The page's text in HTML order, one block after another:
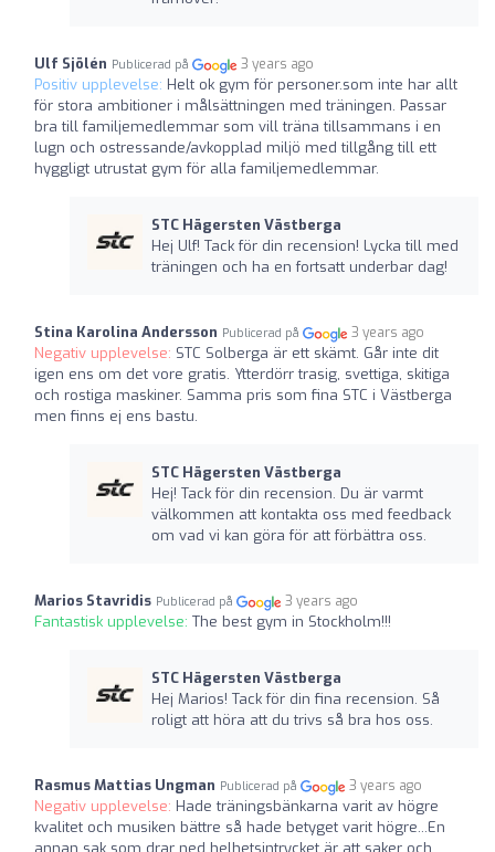
Ulf Sjölén Publicerad på 3 years ago
Positiv upplevelse: Helt ok gym för personer.som inte har allt
för stora ambitioner i målsättningen med träningen. Passar
bra till familjemedlemmar som vill träna tillsammans i en
lugn och ostressande/avkopplad miljö med tillgång till ett
hyggligt utrustat gym för alla familjemedlemmar.
STC Hägersten Västberga
Hej Ulf! Tack för din recension! Lycka till med
träningen och ha en fortsatt underbar dag!
Stina Karolina Andersson Publicerad på 3 years ago
Negativ upplevelse: STC Solberga är ett skämt. Går inte dit
igen ens om det vore gratis. Ytterdörr trasig, svettiga, skitiga
och rostiga maskiner. Samma pris som fina STC i Västberga
men finns ej ens bastu.
STC Hägersten Västberga
Hej! Tack för din recension. Du är varmt
välkommen att kontakta oss med feedback
om vad vi kan göra för att förbättra oss.
Marios Stavridis Publicerad på 3 years ago
Fantastisk upplevelse: The best gym in Stockholm!!!
STC Hägersten Västberga
Hej Marios! Tack för din fina recension. Så
roligt att höra att du trivs så bra hos oss.
Rasmus Mattias Ungman Publicerad på 3 years ago
Negativ upplevelse: Hade träningsbänkarna varit av högre
kvalitet och musiken bättre så hade betyget varit högre...En